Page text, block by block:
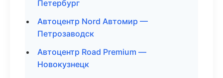
Петербург
Автоцентр Nord Автомир —
Петрозаводск
Автоцентр Road Premium —
Новокузнецк